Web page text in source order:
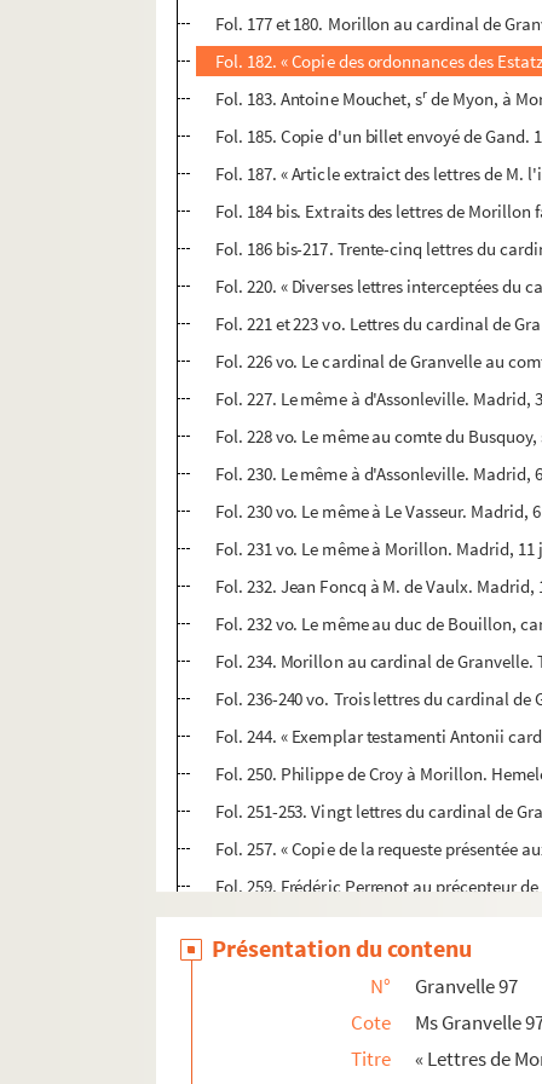
Fol. 177 et 180. Morillon au cardinal de
Fol. 182. « Copie des ordonnances des
Fol. 183. Antoine Mouchet, sr de Myon, à
Fol. 185. Copie d'un billet envoyé de Gand.
Fol. 187. « Article extraict des lettres de M.
Fol. 184 bis. Extraits des lettres de Morillon
Fol. 186 bis-217. Trente-cinq lettres du
Fol. 220. « Diverses lettres interceptées du
Fol. 221 et 223 vo. Lettres du cardinal de
Fol. 226 vo. Le cardinal de Granvelle au
Fol. 227. Le même à d'Assonleville. Madrid,
Fol. 228 vo. Le même au comte du Busquoy,
Fol. 230. Le même à d'Assonleville. Madrid,
Fol. 230 vo. Le même à Le Vasseur. Madrid,
Fol. 231 vo. Le même à Morillon. Madrid,
Fol. 232. Jean Foncq à M. de Vaulx. Madrid,
Fol. 232 vo. Le même au duc de Bouillon,
Fol. 234. Morillon au cardinal de Granvelle.
Fol. 236-240 vo. Trois lettres du cardinal
Fol. 244. « Exemplar testamenti Antonii
Fol. 250. Philippe de Croy à Morillon.
Fol. 251-253. Vingt lettres du cardinal de
Fol. 257. « Copie de la requeste présentée
Fol. 259. Frédéric Perrenot au précepteur
Fol. 260. Avis donné par Leoninus Elbertus
Fol. 261. Extrait d'une lettre du secrétaire
Fol. 262. Extrait d'un billet envoyé par le
Fol. 263. « Termini cessi et debiti dno
Fol. 265. Demande d'autorisation pour lire
Présentation du contenu
N°
Granvelle 97
Cote
Ms Granvelle
Titre
« Lettres de